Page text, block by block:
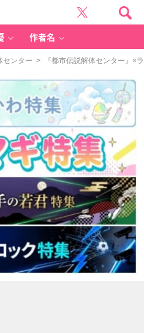
作者名
センター > 『都市伝説解体センター』×